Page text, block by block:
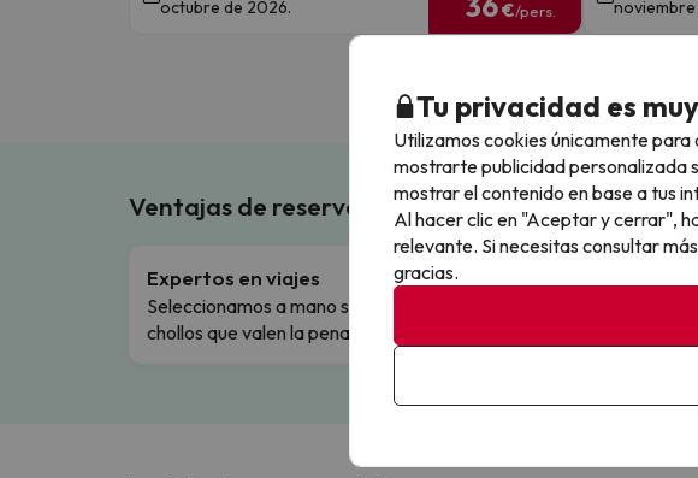
octubre de 2026.
€/pers.
Ventajas de reservar en Buscounchollo
Expertos en viajes
Seleccionamos a mano solo los
chollos que valen la pena.
Cambios y cancelaciones
Tu privacidad es
Utilizamos cookies únicamente
mostrarte publicidad personalizada
mostrar el contenido en base a tus
Al hacer clic en "Aceptar y cerrar",
relevante. Si necesitas consultar
gracias.